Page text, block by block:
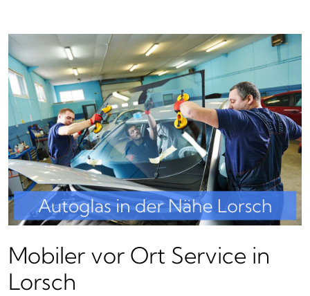
Mobiler vor Ort Service in
Lorsch